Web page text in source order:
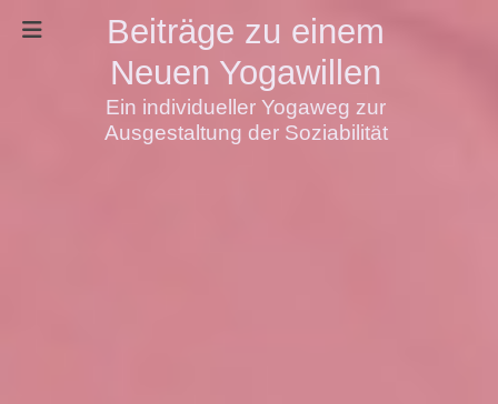
Beiträge zu einem
Neuen Yogawillen
Ein individueller Yogaweg zur
Ausgestaltung der Soziabilität